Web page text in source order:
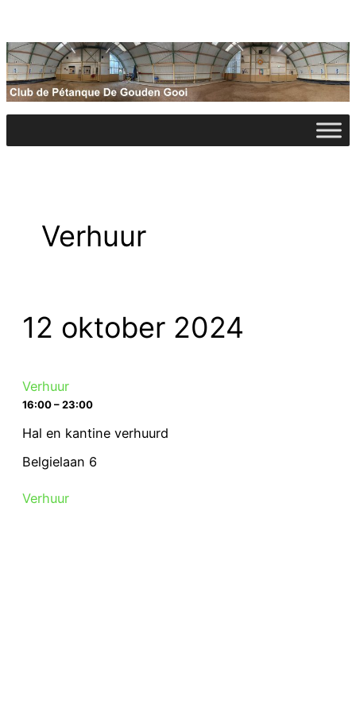
de
inhoud
Verhuur
12 oktober 2024
Verhuur
16:00 – 23:00
Hal en kantine verhuurd
Belgielaan 6
Verhuur